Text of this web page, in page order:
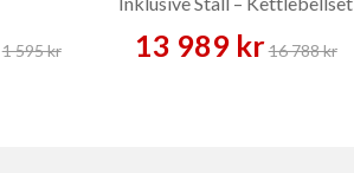
1 595 kr 13 989 kr16 788 kr